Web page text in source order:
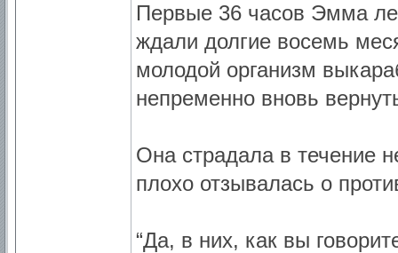
Первые 36 часов Эмма
ждали долгие восемь
молодой организм
непременно вновь
Она страдала в течение
плохо отзывалась о
“Да, в них, как вы